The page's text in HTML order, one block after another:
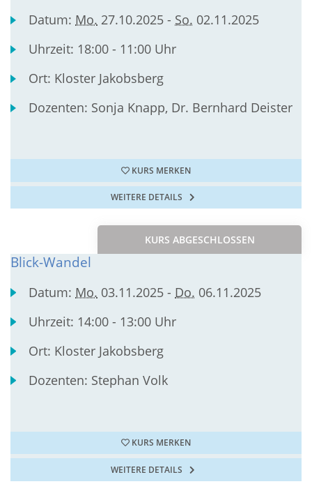
Datum: Mo. 27.10.2025 - So. 02.11.2025
Uhrzeit: 18:00 - 11:00 Uhr
Ort: Kloster Jakobsberg
Dozenten: Sonja Knapp, Dr. Bernhard Deister
KURS MERKEN
WEITERE DETAILS
KURS ABGESCHLOSSEN
Blick-Wandel
Datum: Mo. 03.11.2025 - Do. 06.11.2025
Uhrzeit: 14:00 - 13:00 Uhr
Ort: Kloster Jakobsberg
Dozenten: Stephan Volk
KURS MERKEN
WEITERE DETAILS